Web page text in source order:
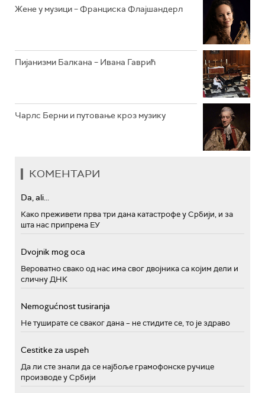
Жене у музици – Франциска Флајшандерл
Пијанизми Балкана – Ивана Гаврић
Чарлс Берни и путовање кроз музику
КОМЕНТАРИ
Da, ali...
Како преживети прва три дана катастрофе у Србији, и за
шта нас припрема ЕУ
Dvojnik mog oca
Вероватно свако од нас има свог двојника са којим дели и
сличну ДНК
Nemogućnost tusiranja
Не туширате се сваког дана – не стидите се, то је здраво
Cestitke za uspeh
Да ли сте знали да се најбоље грамофонске ручице
производе у Србији